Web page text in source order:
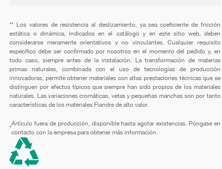
** Los valores de resistencia al deslizamiento, ya sea coeficiente de fricción
estática o dinámica, indicados en el catálogo y en este sitio web, deben
considerarse meramente orientativos y no vinculantes. Cualquier requisito
específico debe ser confirmado por nosotros en el momento del pedido y, en
todo caso, siempre antes de la instalación. La transformación de materias
primas naturales, combinada con el uso de tecnologías de producción
innovadoras, permite obtener materiales con altas prestaciones técnicas que se
distinguen por efectos típicos que siempre han sido propios de los materiales
naturales. Las variaciones cromáticas, vetas y pequeñas manchas son por tanto
características de los materiales Fiandre de alto valor.
*
Artículo fuera de producción, disponible hasta agotar existencias. Póngase en
contacto con la empresa para obtener más información.